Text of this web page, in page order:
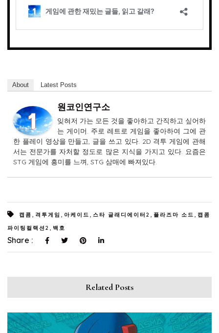
About Latest Posts
원코인연구소
잊혀저 가는 모든 것을 좋아하고 간직하고 싶어하
는 게이머. 주로 레트로 게임을 좋아하여 그에 관
한 플레이 영상을 만들고, 글을 쓰고 있다. 2D 격투 게임에 관해
서는 전문가를 자처할 정도로 많은 지식을 가지고 있다. 요즘은
STG 게임에 흥미를 느껴, STG 삼매에 빠져있다.
캡콤 격투게임 아케이드 스타 글래디에이터2 플라즈마 소드
캡콤
파이팅컬랙션2
백호
Share :
Related Posts